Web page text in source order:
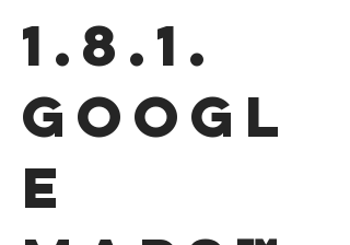
1.8.1.
Googl
e